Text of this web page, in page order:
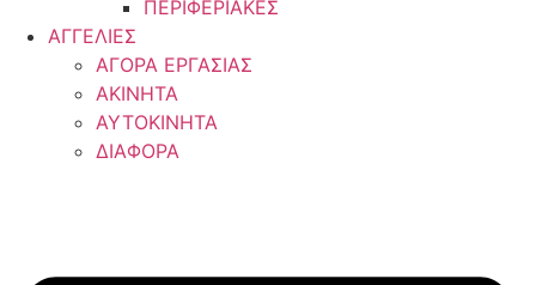
ΠΕΡΙΦΕΡΙΑΚΕΣ
ΑΓΓΕΛΙΕΣ
ΑΓΟΡΑ ΕΡΓΑΣΙΑΣ
ΑΚΙΝΗΤΑ
ΑΥΤΟΚΙΝΗΤΑ
ΔΙΑΦΟΡΑ